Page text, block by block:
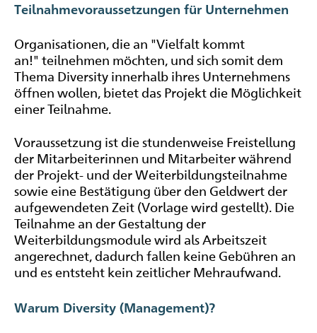
Teilnahmevoraussetzungen für Unternehmen
Organisationen, die an "Vielfalt kommt
an!" teilnehmen möchten, und sich somit dem
Thema Diversity innerhalb ihres Unternehmens
öffnen wollen, bietet das Projekt die Möglichkeit
einer Teilnahme.
Voraussetzung ist die stundenweise Freistellung
der Mitarbeiterinnen und Mitarbeiter während
der Projekt- und der Weiterbildungsteilnahme
sowie eine Bestätigung über den Geldwert der
aufgewendeten Zeit (Vorlage wird gestellt). Die
Teilnahme an der Gestaltung der
Weiterbildungsmodule wird als Arbeitszeit
angerechnet, dadurch fallen keine Gebühren an
und es entsteht kein zeitlicher Mehraufwand.
Warum Diversity (Management)?